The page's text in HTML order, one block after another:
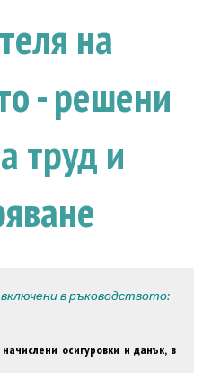
на
- решени
труд и
в ръководството:
осигуровки и данък, в